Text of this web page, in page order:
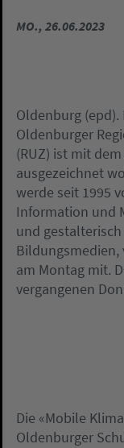
MO., 26.06.2023
Oldenburg
Oldenburger
(RUZ) ist mit
ausgezeichnet
werde seit 1995
Information und
und
am Montag mit.
vergangenen
Die «Mobile
Oldenburger